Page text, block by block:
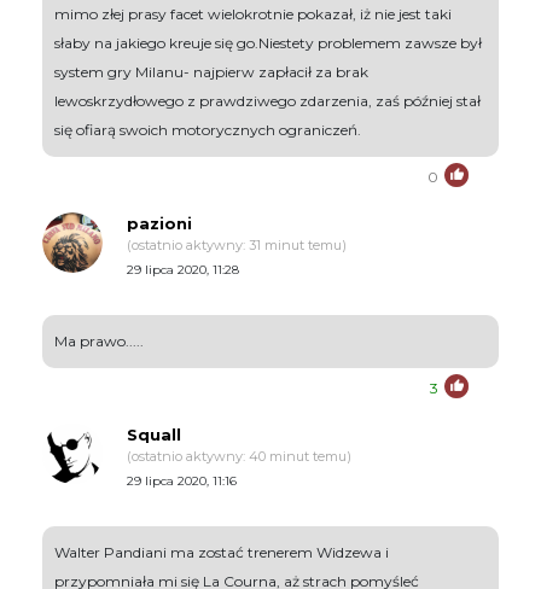
mimo złej prasy facet wielokrotnie pokazał, iż nie jest taki
słaby na jakiego kreuje się go.Niestety problemem zawsze był
system gry Milanu- najpierw zapłacił za brak
lewoskrzydłowego z prawdziwego zdarzenia, zaś później stał
się ofiarą swoich motorycznych ograniczeń.
0
pazioni
(ostatnio aktywny: 31 minut temu)
29 lipca 2020, 11:28
Ma prawo.....
3
Squall
(ostatnio aktywny: 40 minut temu)
29 lipca 2020, 11:16
Walter Pandiani ma zostać trenerem Widzewa i
przypomniała mi się La Courna, aż strach pomyśleć